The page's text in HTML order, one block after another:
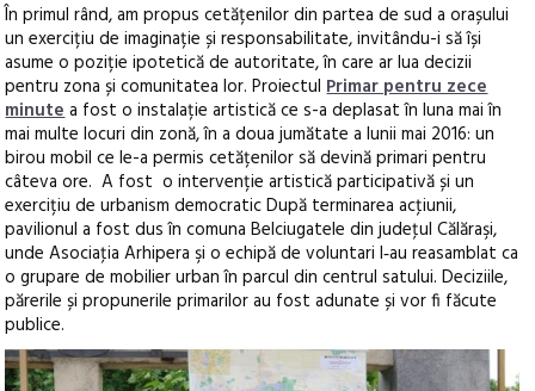
În primul rând, am propus cetățenilor din partea de sud a orașului
un exercițiu de imaginație și responsabilitate, invitându-i să își
asume o poziție ipotetică de autoritate, în care ar lua decizii
pentru zona și comunitatea lor. ProiectulPrimar pentru zece
minutea fost o instalație artistică ce s-a deplasat în luna mai în
mai multe locuri din zonă, în a doua jumătate a lunii mai 2016: un
birou mobil ce le-a permis cetățenilor să devină primari pentru
câteva ore. A fost o intervenție artistică participativă și un
exercițiu de urbanism democratic După terminarea acţiunii,
pavilionul a fost dus în comuna Belciugatele din judeţul Călăraşi,
unde Asociaţia Arhipera şi o echipă de voluntari l‑au reasamblat ca
o grupare de mobilier urban în parcul din centrul satului. Deciziile,
părerile și propunerile primarilor au fost adunate și vor fi făcute
publice.